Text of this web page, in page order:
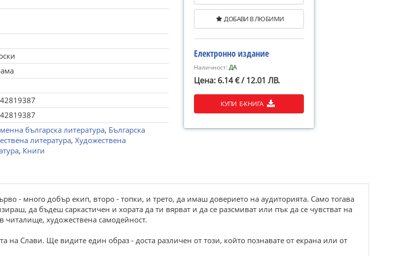
българска литература, Българска
литература, Художествена
, Книги
ДОБАВИ В ЛЮБИМИ
Електронно издание
Наличност:ДА
Цена: 6.14 € / 12.01 ЛВ.
КУПИ Е-КНИГА
- много добър екип, второ - топки, и трето, да имаш доверието на аудиторията. Само тогава
да бъдеш саркастичен и хората да ти вярват и да се разсмиват или пък да се чувстват на
читалище, художествена самодейност.
на Слави. Ще видите един образ - доста различен от този, който познавате от екрана или от